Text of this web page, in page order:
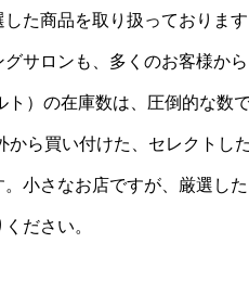
た商品を取り扱っておりま
サロンも、多くのお客様か
）の在庫数は、圧倒的な数
ら買い付けた、セレクトし
小さなお店ですが、厳選し
ださい。